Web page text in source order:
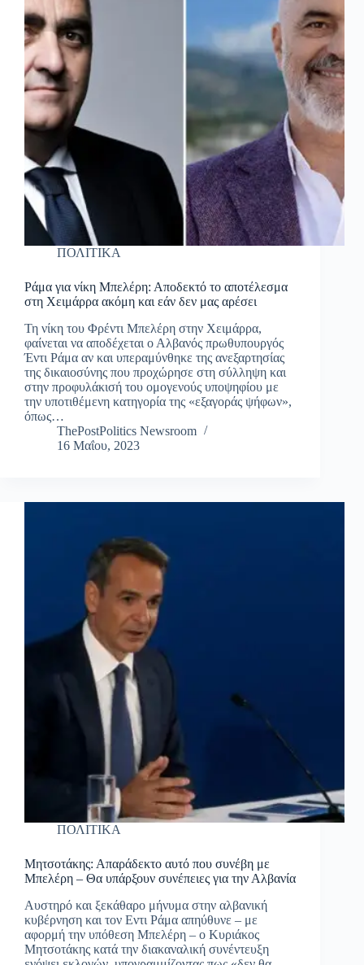
ΠΟΛΙΤΙΚΑ
Ράμα για νίκη Μπελέρη: Αποδεκτό το αποτέλεσμα
στη Χειμάρρα ακόμη και εάν δεν μας αρέσει
Τη νίκη του Φρέντι Μπελέρη στην Χειμάρρα,
φαίνεται να αποδέχεται ο Αλβανός πρωθυπουργός
Έντι Ράμα αν και υπεραμύνθηκε της ανεξαρτησίας
της δικαιοσύνης που προχώρησε στη σύλληψη και
στην προφυλάκισή του ομογενούς υποψηφίου με
την υποτιθέμενη κατηγορία της «εξαγοράς ψήφων»,
όπως…
ThePostPolitics Newsroom
16 Μαΐου, 2023
ΠΟΛΙΤΙΚΑ
Μητσοτάκης: Απαράδεκτο αυτό που συνέβη με
Μπελέρη – Θα υπάρξουν συνέπειες για την Αλβανία
Αυστηρό και ξεκάθαρο μήνυμα στην αλβανική
κυβέρνηση και τον Εντι Ράμα απηύθυνε – με
αφορμή την υπόθεση Μπελέρη – ο Κυριάκος
Μητσοτάκης κατά την διακαναλική συνέντευξη